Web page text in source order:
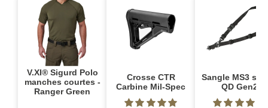
V.XI® Sigurd Polo
manches courtes -
Ranger Green
Crosse CTR
Carbine Mil-Spec
Sangle MS3
QD Gen2